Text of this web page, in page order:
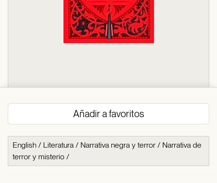
Añadir a favoritos
English / Literatura / Narrativa negra y terror / Narrativa de
terror y misterio /